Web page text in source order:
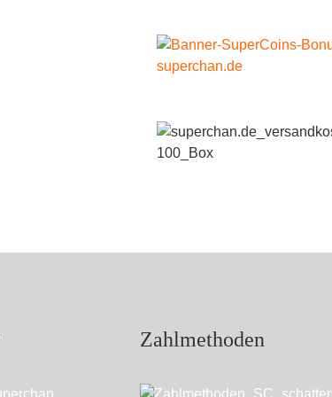
Zahlmethoden